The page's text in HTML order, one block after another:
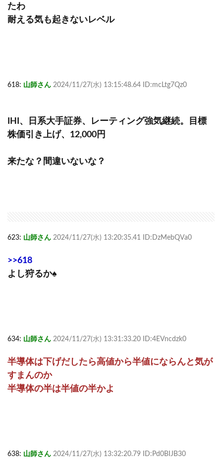
たわ
耐える気も起きないレベル
618: 山師さん 2024/11/27(水) 13:15:48.64 ID:mcLtg7Qz0
IHI、日系大手証券、レーティング強気継続。目標
株価引き上げ、12,000円
来たな？間違いないな？
623: 山師さん 2024/11/27(水) 13:20:35.41 ID:DzMebQVa0
>>618
よし狩るか♠
634: 山師さん 2024/11/27(水) 13:31:33.20 ID:4EVncdzk0
半導体は下げだしたら高値から半値にならんと気が
すまんのか
半導体の半は半値の半かよ
638: 山師さん 2024/11/27(水) 13:32:20.79 ID:Pd0BIJB30